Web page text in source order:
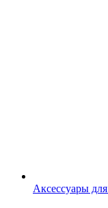
Аксессуары